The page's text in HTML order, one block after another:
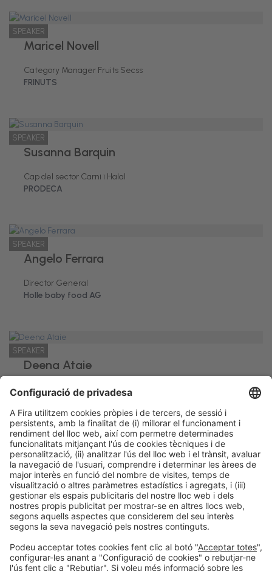
SPEAKER
Maricel Novell
Category Manager Fruits Secss
FRINUTS
SPEAKER
Susanna Barquin
Cap del sector Carni i Halal
PRODECA
SPEAKER
Angelo Ferrara
Director General
Holle baby food AG
SPEAKER
Deena Ataie
Directora General
Heriots Patisserie
Informació legalAvís legal Política de privacitatPolítica de cookies